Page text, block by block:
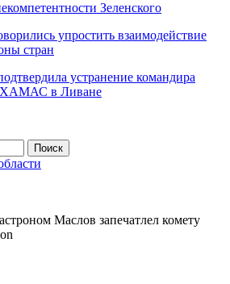
Зеленского
упростить взаимодействие
стран
устранение командира
ХАМАС в Ливане
Маслов запечатлел комету